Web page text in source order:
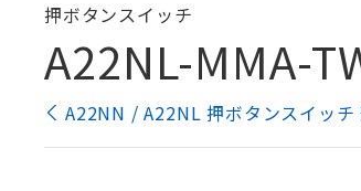
押ボタンスイッチ
A22NL-MMA-
A22NN / A22NL 押ボタンスイッチ